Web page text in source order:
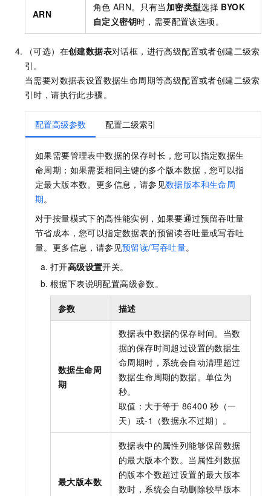
ARN
角色 ARN。只有当 加密类型选择 BYOK
自定义密钥时，需要配置该选项。
（可选）在创建数据表对话框，进行高级配置或者创建二级索
引。
当需要对数据表设置数据生命周期等高级配置或者创建二级索
引时，请执行此步骤。
配置高级参数 配置二级索引
如果需要管理表中数据的保存时长，您可以指定数据生
命周期；如果需要相同主键的多个版本数据，您可以指
定最大版本数。更多信息，请参见数据版本和生命周
期。
对于按量模式下的高性能实例，如果要通过预留吞吐量
节省成本，您可以指定数据表的预留读吞吐量或写吞吐
量。更多信息，请参见预留读/写吞吐量。
打开高级设置开关。
根据下表说明配置高级参数。
参数 描述
数据生命周
期
数据表中数据的保存时间。当数
据的保存时间超过设置的数据生
命周期时，系统会自动清理超过
数据生命周期的数据。单位为
秒。
取值：大于等于 86400 秒（一
天）或-1（数据永不过期）。
最大版本数
数据表中的属性列能够保留数据
的最大版本个数。当属性列数据
的版本个数超过设置的最大版本
数时，系统会自动删除较早版本